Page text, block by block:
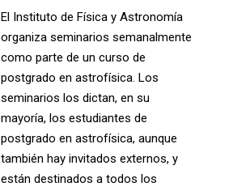
El Instituto de Física y Astronomía
organiza seminarios semanalmente
como parte de un curso de
postgrado en astrofísica. Los
seminarios los dictan, en su
mayoría, los estudiantes de
postgrado en astrofísica, aunque
también hay invitados externos, y
están destinados a todos los